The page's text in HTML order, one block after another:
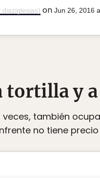
on Jun 26, 2016
tortilla y
veces, también
no tiene